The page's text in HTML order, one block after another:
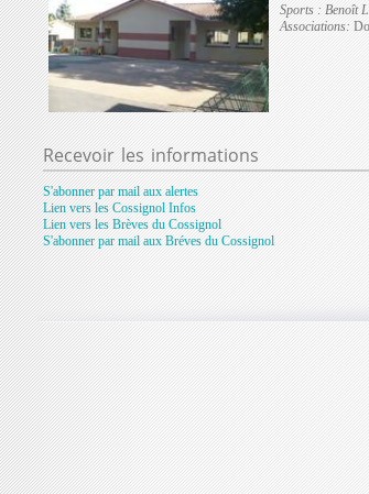
Sports : Benoît
Associations:
Recevoirles informations
S'abonner par mail aux alertes
Lien vers les Cossignol Infos
Lien vers les Brèves du Cossignol
S'abonner par mail aux Bréves du Cossignol